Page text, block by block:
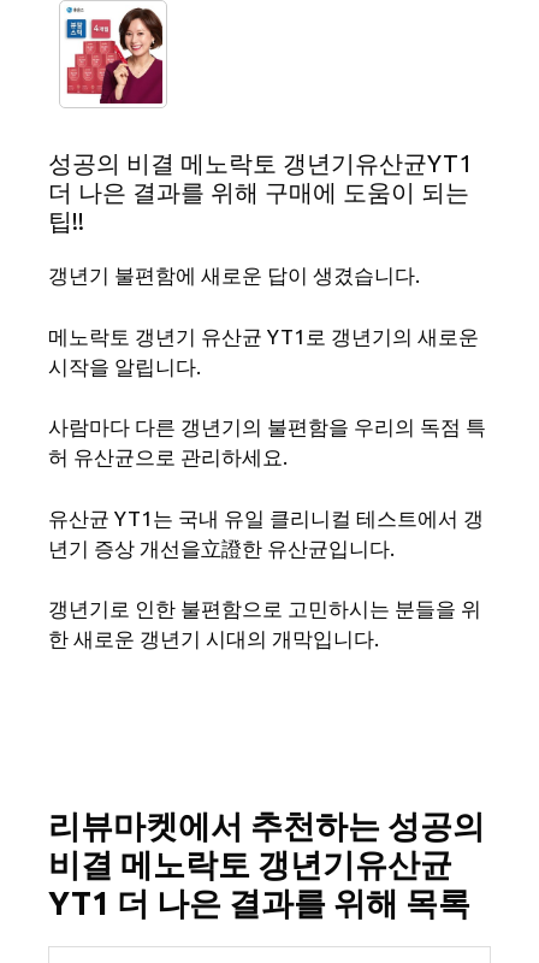
성공의 비결 메노락토 갱년기유산균YT1
더 나은 결과를 위해 구매에 도움이 되는
팁!!
갱년기 불편함에 새로운 답이 생겼습니다.
메노락토 갱년기 유산균 YT1로 갱년기의 새로운
시작을 알립니다.
사람마다 다른 갱년기의 불편함을 우리의 독점 특
허 유산균으로 관리하세요.
유산균 YT1는 국내 유일 클리니컬 테스트에서 갱
년기 증상 개선을立證한 유산균입니다.
갱년기로 인한 불편함으로 고민하시는 분들을 위
한 새로운 갱년기 시대의 개막입니다.
리뷰마켓에서 추천하는 성공의
비결 메노락토 갱년기유산균
YT1 더 나은 결과를 위해 목록